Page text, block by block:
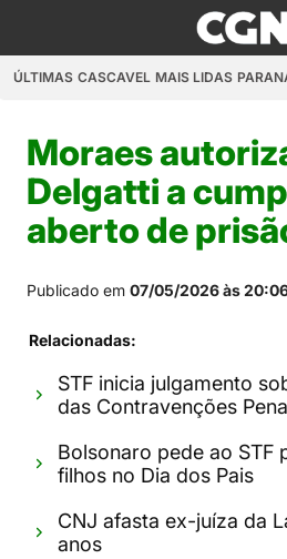
ÚLTIMAS CASCAVEL MAIS LIDAS
Moraes
Delgatti a
aberto de
Publicado em 07/05/2026 às
Relacionadas:
STF inicia julgamento
das Contravenções
Bolsonaro pede ao STF
filhos no Dia dos Pais
CNJ afasta ex-juíza da
anos